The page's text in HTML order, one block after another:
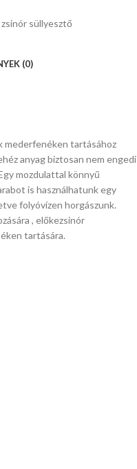
zsinór süllyesztő
(0)
mederfenéken tartásához
anyag biztosan nem engedi
mozdulattal könnyű
is használhatunk egy
folyóvízen horgászunk.
, előkezsinór
tartására.